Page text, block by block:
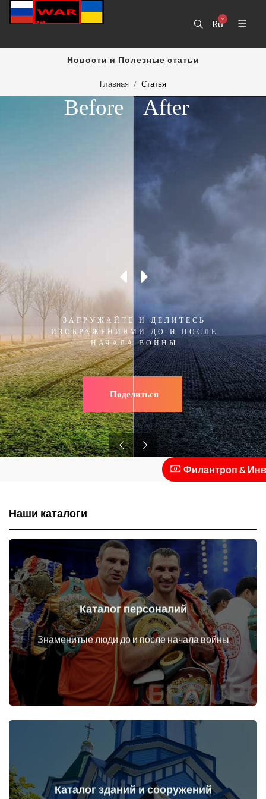
Ru
Новости и Полезные статьи
Главная Статья
ЗАГРУЖАЙТЕ И ДЕЛИТЕСЬ
ИЗОБРАЖЕНИЯМИ ДО И ПОСЛЕ
НАЧАЛА ВОЙНЫ
Поделиться
After
Before
Филантроп &
Наши каталоги
Каталог персоналий
Знаменитые люди до и после начала войны
Личности до и после начала войны
Перейти
Каталог зданий и сооружений
Перейти